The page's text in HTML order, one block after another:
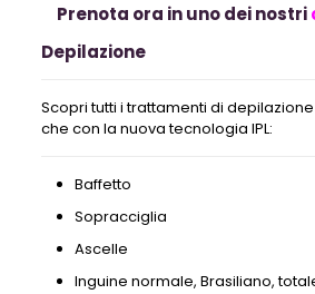
Prenota ora in uno dei nostri
Depilazione
Scopri tutti i trattamenti di
che con la nuova tecnologia IPL:
Baffetto
Sopracciglia
Ascelle
Inguine normale, Brasiliano,